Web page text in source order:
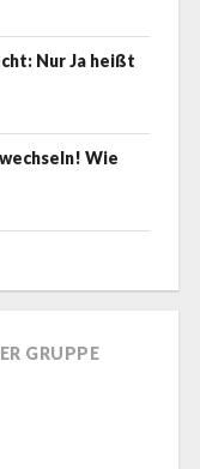
Nur Ja heißt
Wie
GRUPPE